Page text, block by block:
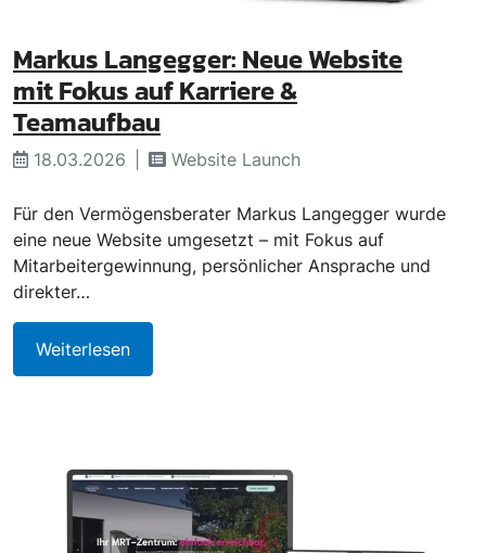
Markus Langegger: Neue Website
mit Fokus auf Karriere &
Teamaufbau
18.03.2026 Website Launch
Für den Vermögensberater Markus Langegger wurde
eine neue Website umgesetzt – mit Fokus auf
Mitarbeitergewinnung, persönlicher Ansprache und
direkter…
Weiterlesen